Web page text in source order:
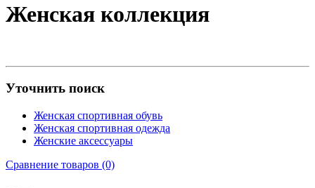
Женская коллекция
Уточнить поиск
Женская спортивная обувь
Женская спортивная одежда
Женские аксессуары
Сравнение товаров (0)